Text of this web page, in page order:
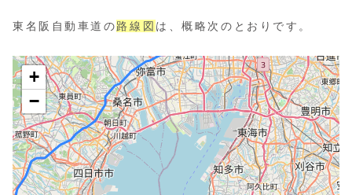
東名阪自動車道の路線図 は、概略次のとおりです。